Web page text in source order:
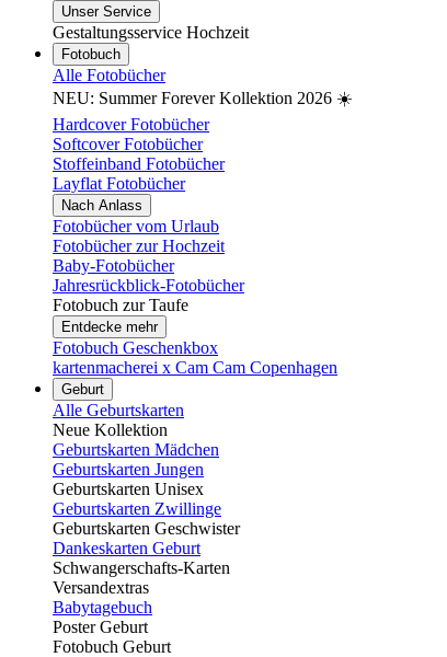
Unser Service
Gestaltungsservice Hochzeit
Fotobuch
Alle Fotobücher
NEU: Summer Forever Kollektion 2026 ☀️
Hardcover Fotobücher
Softcover Fotobücher
Stoffeinband Fotobücher
Layflat Fotobücher
Nach Anlass
Fotobücher vom Urlaub
Fotobücher zur Hochzeit
Baby-Fotobücher
Jahresrückblick-Fotobücher
Fotobuch zur Taufe
Entdecke mehr
Fotobuch Geschenkbox
kartenmacherei x Cam Cam Copenhagen
Geburt
Alle Geburtskarten
Neue Kollektion
Geburtskarten Mädchen
Geburtskarten Jungen
Geburtskarten Unisex
Geburtskarten Zwillinge
Geburtskarten Geschwister
Dankeskarten Geburt
Schwangerschafts-Karten
Versandextras
Babytagebuch
Poster Geburt
Fotobuch Geburt